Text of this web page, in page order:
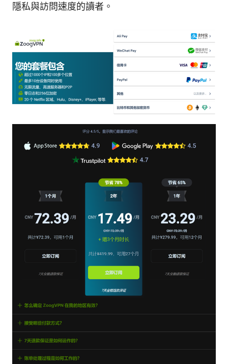
隱私與訪問速度的讀者。